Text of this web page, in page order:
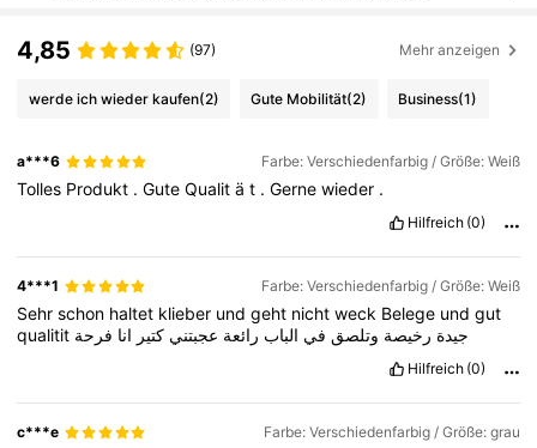
4,85 (97) Mehr anzeigen
werde ich wieder kaufen(2) Gute Mobilität(2) Business(1)
a***6 Farbe: Verschiedenfarbig / Größe: Weiß
Tolles Produkt .GuteQualität .Gernewieder .
Hilfreich (0)
4***1 Farbe: Verschiedenfarbig / Größe: Weiß
Sehrschon haltet klieber undgeht nichtweck Belege undgut
qualitit
جيدة رخيصة وتلصق في الباب رائعة عجبتني كتير انا فرحة
Hilfreich (0)
c***e Farbe: Verschiedenfarbig / Größe: grau